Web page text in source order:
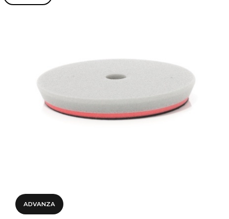
ADVANZA